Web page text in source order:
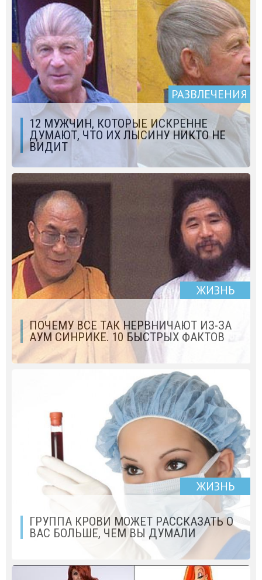
РАЗВЛЕЧЕНИЯ
12 МУЖЧИН, КОТОРЫЕ ИСКРЕННЕ
ДУМАЮТ, ЧТО ИХ ЛЫСИНУ НИКТО НЕ
ВИДИТ
ЖИЗНЬ
ПОЧЕМУ ВСЕ ТАК НЕРВНИЧАЮТ ИЗ-ЗА
АУМ СИНРИКЕ. 10 БЫСТРЫХ ФАКТОВ
ЖИЗНЬ
ГРУППА КРОВИ МОЖЕТ РАССКАЗАТЬ О
ВАС БОЛЬШЕ, ЧЕМ ВЫ ДУМАЛИ